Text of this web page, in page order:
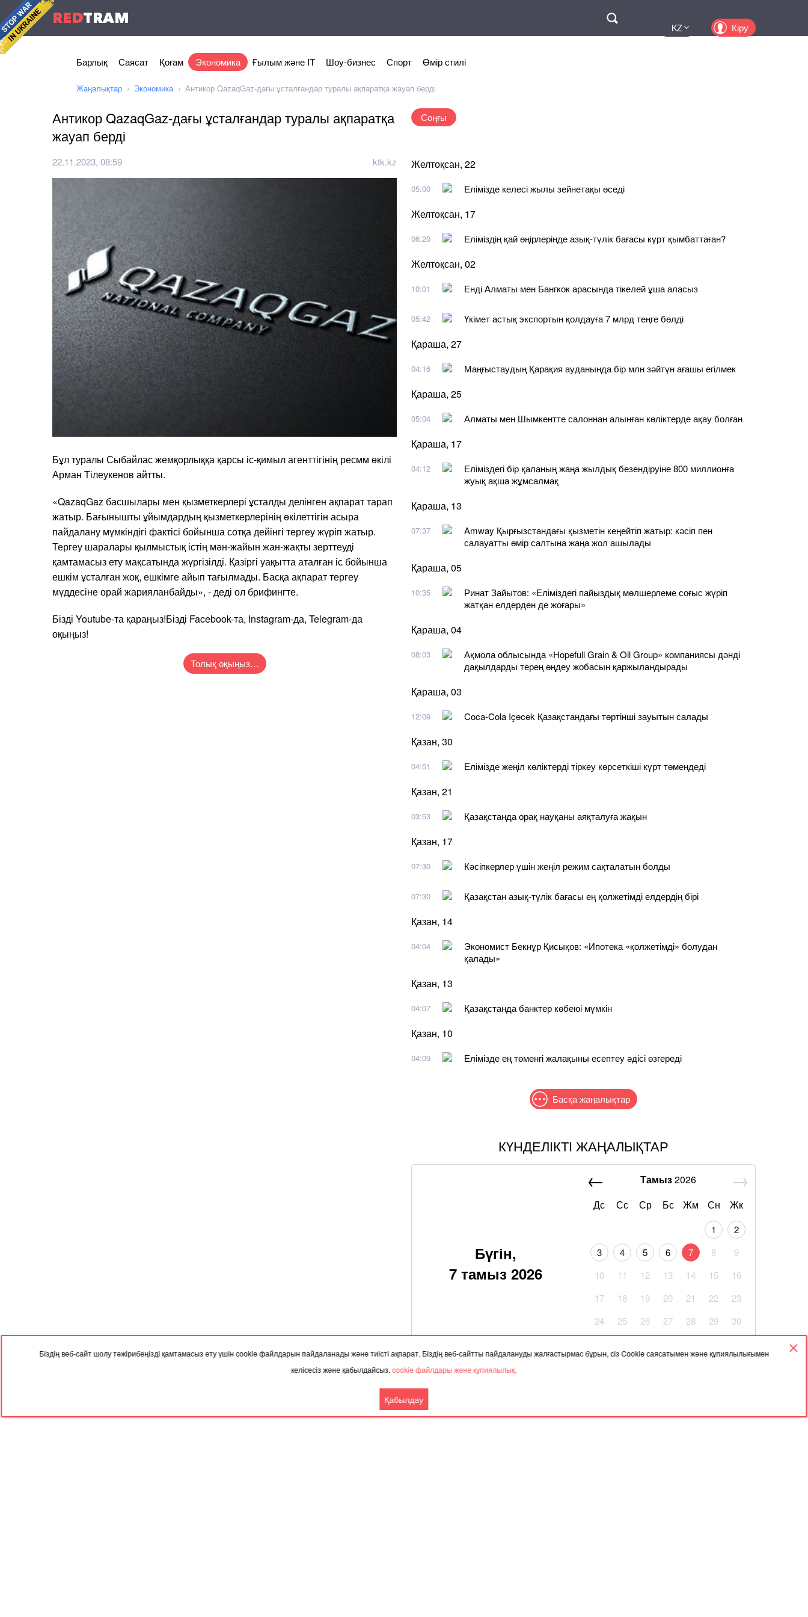
Біздің веб-сайт шолу тәжірибеңізді қамтамасыз ету үшін cookie файлдарын пайдаланады және тиісті ақпарат. Біздің веб-сайтты пайдалануды жалғастырмас бұрын, сіз Cookie саясатымен және құпиялылығымен
келісесіз және қабылдайсыз.cookie файлдары және құпиялылық.
Қабылдау
REDTRAM
KZ Кіру
Барлық Саясат Қоғам Экономика Ғылым және IT Шоу-бизнес Спорт Өмір стилі
Жаңалықтар Экономика Антикор QazaqGaz-дағы ұсталғандар туралы ақпаратқа жауап берді
Антикор QazaqGaz-дағы ұсталғандар туралы ақпаратқа
жауап берді
22.11.2023, 08:59 ktk.kz
Бұл туралы Сыбайлас жемқорлыққа қарсы іс-қимыл агенттігінің ресмм өкілі
Арман Тілеукенов айтты.
«QazaqGaz басшылары мен қызметкерлері ұсталды делінген ақпарат тарап
жатыр. Бағынышты ұйымдардың қызметкерлерінің өкілеттігін асыра
пайдалану мүмкіндігі фактісі бойынша сотқа дейінгі тергеу жүріп жатыр.
Тергеу шаралары қылмыстық істің мән-жайын жан-жақты зерттеуді
қамтамасыз ету мақсатында жүргізілді. Қазіргі уақытта аталған іс бойынша
ешкім ұсталған жоқ, ешкімге айып тағылмады. Басқа ақпарат тергеу
мүддесіне орай жарияланбайды», - деді ол брифингте.
Бізді Youtubе-та қараңыз!Бізді Facebook-та, Instagram-да, Telegram-да
оқыңыз!
Толық оқыңыз…
Соңғы
Желтоқсан, 22
05:00 Елімізде келесі жылы зейнетақы өседі
Желтоқсан, 17
06:20 Еліміздің қай өңірлерінде азық-түлік бағасы күрт қымбаттаған?
Желтоқсан, 02
10:01 Енді Алматы мен Бангкок арасында тікелей ұша аласыз
05:42 Үкімет астық экспортын қолдауға 7 млрд теңге бөлді
Қараша, 27
04:16 Маңғыстаудың Қарақия ауданында бір млн зәйтүн ағашы егілмек
Қараша, 25
05:04 Алматы мен Шымкентте салоннан алынған көліктерде ақау болған
Қараша, 17
04:12
Еліміздегі бір қаланың жаңа жылдық безендіруіне 800 миллионға
жуық ақша жұмсалмақ
Қараша, 13
07:37
Amway Қырғызстандағы қызметін кеңейтіп жатыр: кәсіп пен
салауатты өмір салтына жаңа жол ашылады
Қараша, 05
10:35
Ринат Зайытов: «Еліміздегі пайыздық мөлшерлеме соғыс жүріп
жатқан елдерден де жоғары»
Қараша, 04
08:03
Ақмола облысында «Hopefull Grain & Oil Group» компаниясы дәнді
дақылдарды терең өңдеу жобасын қаржыландырады
Қараша, 03
12:09 Coca-Cola Içecek Қазақстандағы төртінші зауытын салады
Қазан, 30
04:51 Елімізде жеңіл көліктерді тіркеу көрсеткіші күрт төмендеді
Қазан, 21
03:53 Қазақстанда орақ науқаны аяқталуға жақын
Қазан, 17
07:30 Кәсіпкерлер үшін жеңіл режим сақталатын болды
07:30 Қазақстан азық-түлік бағасы ең қолжетімді елдердің бірі
Қазан, 14
04:04
Экономист Бекнұр Қисықов: «Ипотека «қолжетімді» болудан
қалады»
Қазан, 13
04:07 Қазақстанда банктер көбеюі мүмкін
Қазан, 10
04:09 Елімізде ең төменгі жалақыны есептеу әдісі өзгереді
Басқа жаңалықтар
КҮНДЕЛІКТІ ЖАҢАЛЫҚТАР
Бүгін,
7 тамыз 2026
Тамыз2026
Дс
Сс Ср Бс Жм Сн Жк
1
2
3
4 5 6 7 8
9
10
11 12 13 14 15
16
17
18 19 20 21 22
23
24
25 26 27 28 29
30
ТАҚЫРЫП БОЙЫНША ЖАҢАЛЫҚТАР